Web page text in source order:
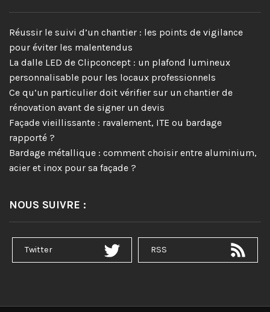
Réussir le suivi d’un chantier : les points de vigilance
pour éviter les malentendus
La dalle LED de Clipconcept : un plafond lumineux
personnalisable pour les locaux professionnels
Ce qu’un particulier doit vérifier sur un chantier de
rénovation avant de signer un devis
Façade vieillissante : ravalement, ITE ou bardage
rapporté ?
Bardage métallique : comment choisir entre aluminium,
acier et inox pour sa façade ?
NOUS SUIVRE :
Twitter RSS